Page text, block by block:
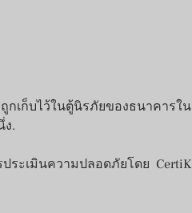
เก็บไว้ในตู้นิรภัยของธนาคารใน
ง.
ระเมินความปลอดภัยโดย CertiK